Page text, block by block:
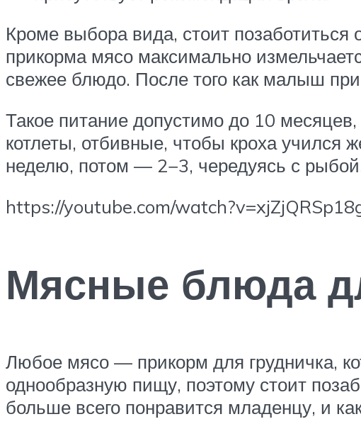
Кроме выбора вида, стоит позаботиться
прикорма мясо максимально
свежее блюдо. После того как малыш
Такое питание допустимо до 10
котлеты, отбивные, чтобы кроха учился
неделю, потом — 2−3, чередуясь с
https://youtube.com/
Мясные блюда
Любое мясо — прикорм для грудничка,
однообразную пищу, поэтому стоит
больше всего понравится младенцу, и